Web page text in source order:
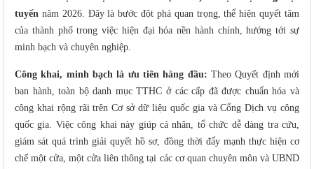
tuyến năm 2026. Đây là bước đột phá quan trọng, thể hiện quyết tâm
của thành phố trong việc hiện đại hóa nền hành chính, hướng tới sự
minh bạch và chuyên nghiệp.
Công khai, minh bạch là ưu tiên hàng đầu: Theo Quyết định mới
ban hành, toàn bộ danh mục TTHC ở các cấp đã được chuẩn hóa và
công khai rộng rãi trên Cơ sở dữ liệu quốc gia và Cổng Dịch vụ công
quốc gia. Việc công khai này giúp cá nhân, tổ chức dễ dàng tra cứu,
giám sát quá trình giải quyết hồ sơ, đồng thời đẩy mạnh thực hiện cơ
chế một cửa, một cửa liên thông tại các cơ quan chuyên môn và UBND